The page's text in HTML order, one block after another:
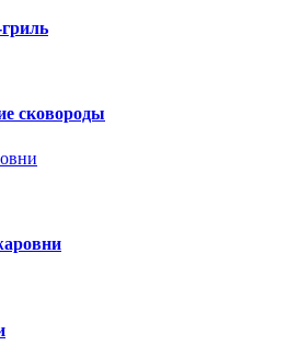
сковороды